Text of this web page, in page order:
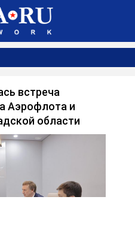
встреча
Аэрофлота и
области